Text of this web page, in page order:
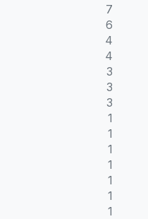
7
6
4
4
3
3
3
1
1
1
1
1
1
1